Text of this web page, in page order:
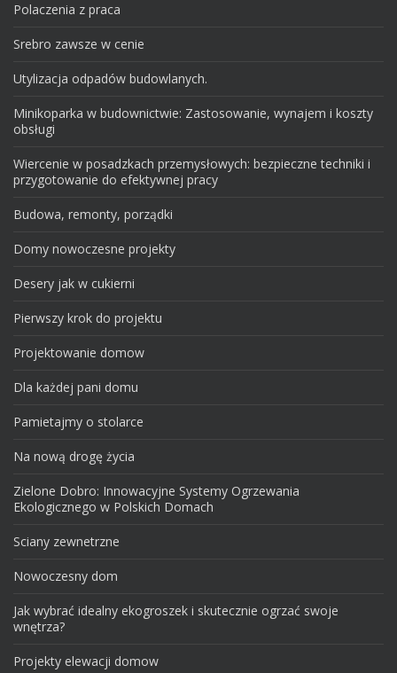
Polaczenia z praca
Srebro zawsze w cenie
Utylizacja odpadów budowlanych.
Minikoparka w budownictwie: Zastosowanie, wynajem i koszty
obsługi
Wiercenie w posadzkach przemysłowych: bezpieczne techniki i
przygotowanie do efektywnej pracy
Budowa, remonty, porządki
Domy nowoczesne projekty
Desery jak w cukierni
Pierwszy krok do projektu
Projektowanie domow
Dla każdej pani domu
Pamietajmy o stolarce
Na nową drogę życia
Zielone Dobro: Innowacyjne Systemy Ogrzewania
Ekologicznego w Polskich Domach
Sciany zewnetrzne
Nowoczesny dom
Jak wybrać idealny ekogroszek i skutecznie ogrzać swoje
wnętrza?
Projekty elewacji domow